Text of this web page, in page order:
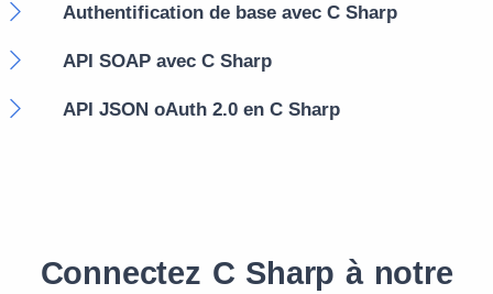
Authentification de base avec C Sharp
API SOAP avec C Sharp
API JSON oAuth 2.0 en C Sharp
Connectez C Sharp à notre